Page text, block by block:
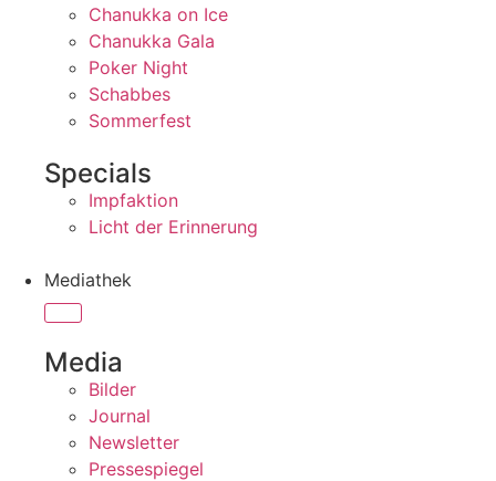
Chanukka on Ice
Chanukka Gala
Poker Night
Schabbes
Sommerfest
Specials
Impfaktion
Licht der Erinnerung
Mediathek
Media
Bilder
Journal
Newsletter
Pressespiegel